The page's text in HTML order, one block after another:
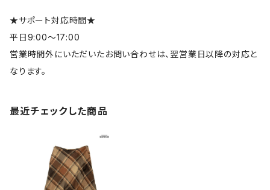
★サポート対応時間★
平日9:00～17:00
営業時間外にいただいたお問い合わせは、翌営業日以降の対応と
なります。
最近チェックした商品